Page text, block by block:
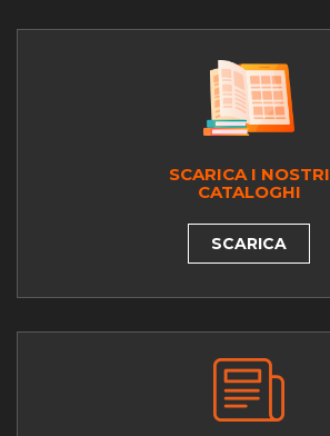
SCARICA I NOSTRI
CATALOGHI
SCARICA